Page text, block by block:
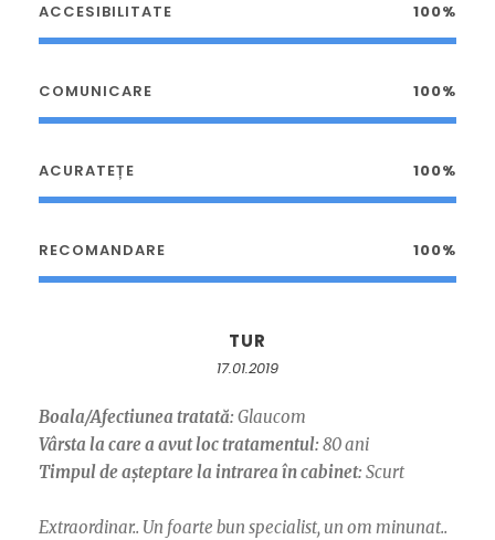
ACCESIBILITATE 100%
COMUNICARE 100%
ACURATEȚE 100%
RECOMANDARE 100%
TUR
17.01.2019
Boala/Afectiunea tratată: Glaucom
Vârsta la care a avut loc tratamentul: 80 ani
Timpul de așteptare la intrarea în cabinet: Scurt
Extraordinar.. Un foarte bun specialist, un om minunat..